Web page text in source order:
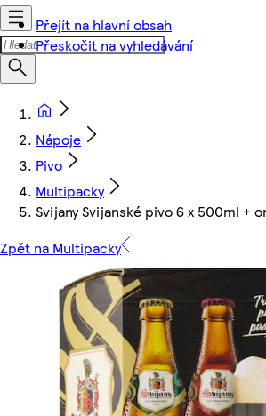
Přejít na hlavní obsah
Přeskočit na vyhledávání
Nápoje
Pivo
Multipacky
Svijany Svijanské pivo 6 x 500ml +
Zpět na Multipacky